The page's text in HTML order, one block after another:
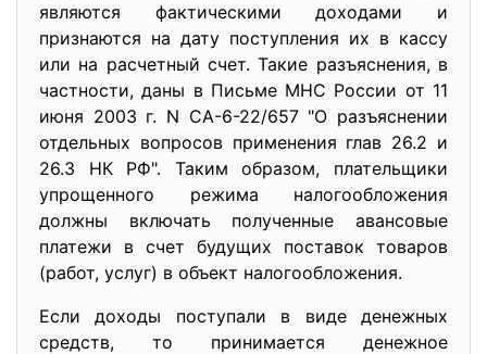
являются фактическими доходами и
признаются на дату поступления их в кассу
или на расчетный счет. Такие разъяснения, в
частности, даны в Письме МНС России от 11
июня 2003 г. N СА-6-22/657 "О разъяснении
отдельных вопросов применения глав 26.2 и
26.3 НК РФ". Таким образом, плательщики
упрощенного режима налогообложения
должны включать полученные авансовые
платежи в счет будущих поставок товаров
(работ, услуг) в объект налогообложения.
Если доходы поступали в виде денежных
средств, то принимается денежное